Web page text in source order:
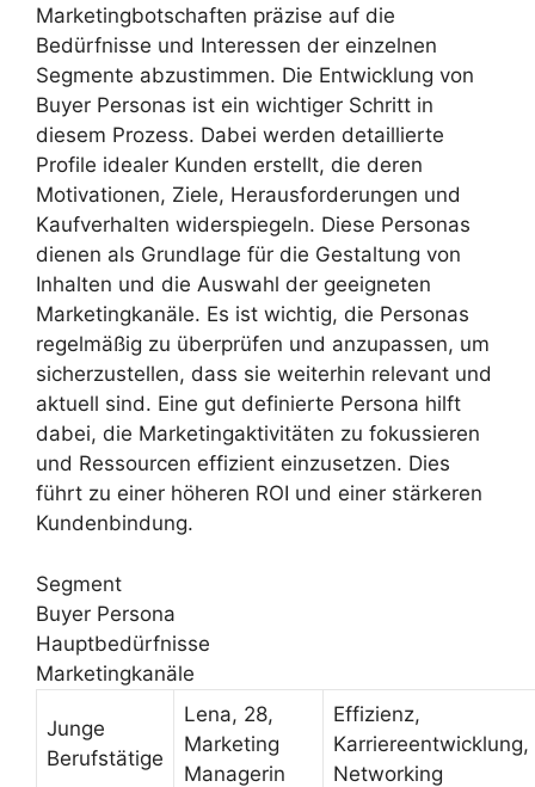
Marketingbotschaften präzise auf die
Bedürfnisse und Interessen der einzelnen
Segmente abzustimmen. Die Entwicklung von
Buyer Personas ist ein wichtiger Schritt in
diesem Prozess. Dabei werden detaillierte
Profile idealer Kunden erstellt, die deren
Motivationen, Ziele, Herausforderungen und
Kaufverhalten widerspiegeln. Diese Personas
dienen als Grundlage für die Gestaltung von
Inhalten und die Auswahl der geeigneten
Marketingkanäle. Es ist wichtig, die Personas
regelmäßig zu überprüfen und anzupassen, um
sicherzustellen, dass sie weiterhin relevant und
aktuell sind. Eine gut definierte Persona hilft
dabei, die Marketingaktivitäten zu fokussieren
und Ressourcen effizient einzusetzen. Dies
führt zu einer höheren ROI und einer stärkeren
Kundenbindung.
Segment
Buyer Persona
Hauptbedürfnisse
Marketingkanäle
Junge
Berufstätige
Lena, 28,
Marketing
Managerin
Effizienz,
Karriereentwicklung,
Networking